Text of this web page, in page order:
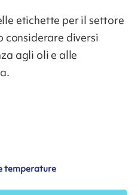
etichette per il settore
considerare diversi
agli oli e alle
temperature